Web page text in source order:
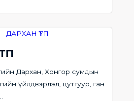
Дархан, Хонгор сумдын
үйлдвэрлэл, цутгуур, ган